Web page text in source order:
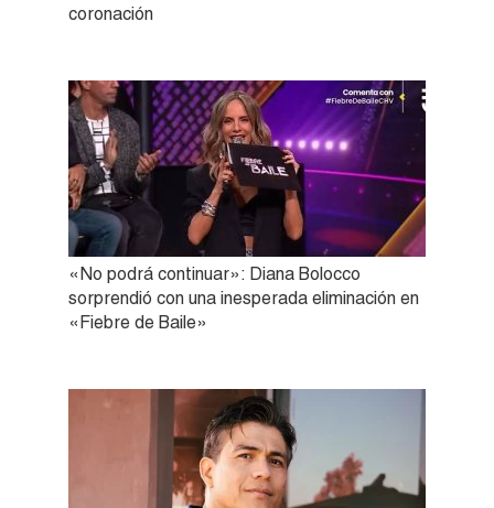
coronación
«No podrá continuar»: Diana Bolocco
sorprendió con una inesperada eliminación en
«Fiebre de Baile»